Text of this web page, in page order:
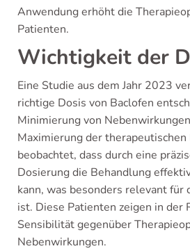
Anwendung erhöht die
Patienten.
Wichtigkeit der
Eine Studie aus dem Jahr 2023
richtige Dosis von Baclofen
Minimierung von
Maximierung der
beobachtet, dass durch eine
Dosierung die Behandlung
kann, was besonders relevant für
ist. Diese Patienten zeigen in der
Sensibilität gegenüber
Nebenwirkungen.